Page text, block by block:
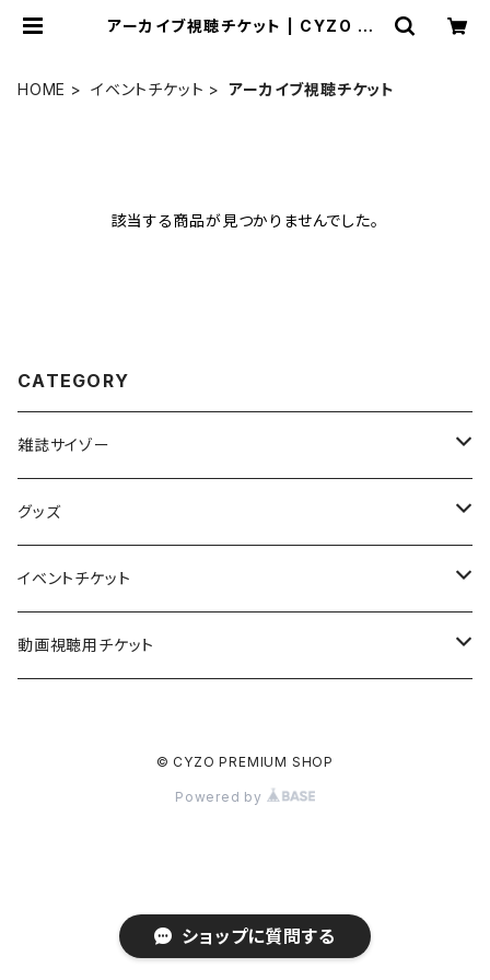
アーカイブ視聴チケット | CYZO PR
HOME イベントチケット アーカイブ視聴チケット
該当する商品が見つかりませんでした。
CATEGORY
雑誌サイゾー
橘和奈表紙出演記念！「サイゾー2025年11月号」
Yoru出演記念！ポスター付「サイゾー2025年8月号」
グッズ
DDT プロレスリング グッズ
斎藤恭代 グッズ
イベントチケット
つんこ「サイゾー8月号」お渡し会&特典ポスター付き
アーカイブ視聴チケット
動画視聴用チケット
© CYZO PREMIUM SHOP
Powered by
ショップに質問する